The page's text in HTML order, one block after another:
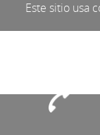
Este sitio usa